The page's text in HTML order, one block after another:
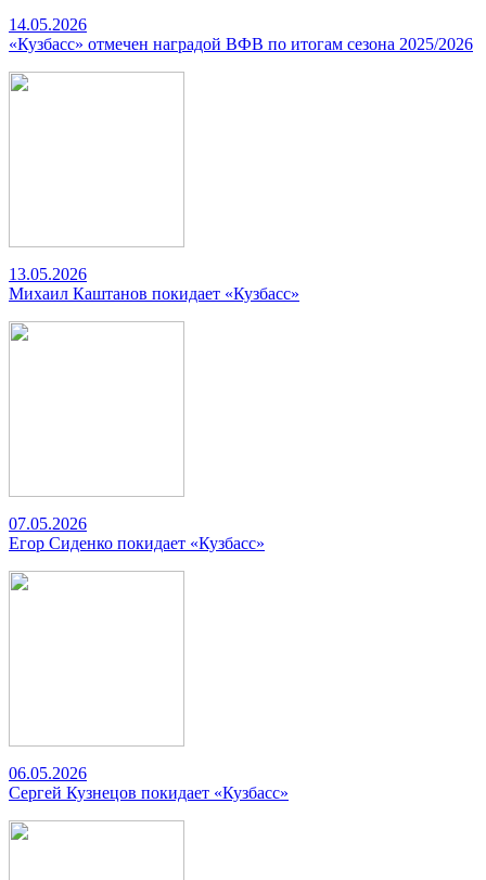
14.05.2026
«Кузбасс» отмечен наградой ВФВ по итогам сезона 2025/2026
13.05.2026
Михаил Каштанов покидает «Кузбасс»
07.05.2026
Егор Сиденко покидает «Кузбасс»
06.05.2026
Сергей Кузнецов покидает «Кузбасс»